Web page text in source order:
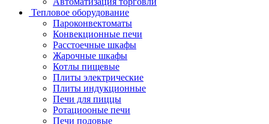
Тепловое оборудование
Пароконвектоматы
Конвекционные печи
Расстоечные шкафы
Жарочные шкафы
Котлы пищевые
Плиты электрические
Плиты индукционные
Печи для пиццы
Ротациооные печи
Печи подовые